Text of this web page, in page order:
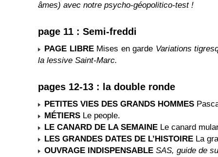
âmes) avec notre psycho-géopolitico-test !
page 11 : Semi-freddi
PAGE LIBREMises en garde Variations
la lessive Saint-Marc.
pages 12-13 : la double ronde
PETITES VIES DES GRANDS HOMMES
MÉTIERS Le people.
LE CANARD DE LA SEMAINE Le canard
LES GRANDES DATES DE L’HISTOIRE La
OUVRAGE INDISPENSABLE SAS, guide de